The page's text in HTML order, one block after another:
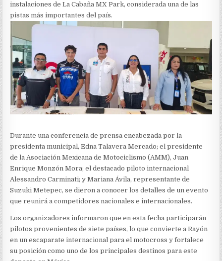
instalaciones de La Cabaña MX Park, considerada una de las
pistas más importantes del país.
Durante una conferencia de prensa encabezada por la
presidenta municipal, Edna Talavera Mercado; el presidente
de la Asociación Mexicana de Motociclismo (AMM), Juan
Enrique Monzón Mora; el destacado piloto internacional
Alessandro Carminati; y Mariana Ávila, representante de
Suzuki Metepec, se dieron a conocer los detalles de un evento
que reunirá a competidores nacionales e internacionales.
Los organizadores informaron que en esta fecha participarán
pilotos provenientes de siete países, lo que convierte a Rayón
en un escaparate internacional para el motocross y fortalece
su posición como uno de los principales destinos para este